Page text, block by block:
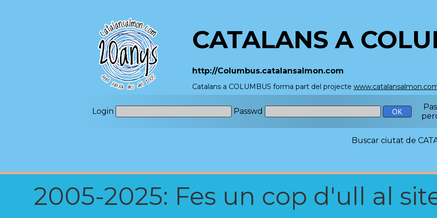
CATALANS A
http://Columbus.catalansalmon.com
Catalans a COLUMBUS forma part del projecte
Login Passwd
Buscar ciutat de
2005-2025: Fes un cop d'ull al